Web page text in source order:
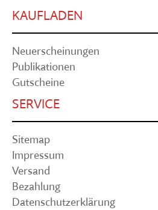
KAUFLADEN
Neuerscheinungen
Publikationen
Gutscheine
SERVICE
Sitemap
Impressum
Versand
Bezahlung
Datenschutzerklärung